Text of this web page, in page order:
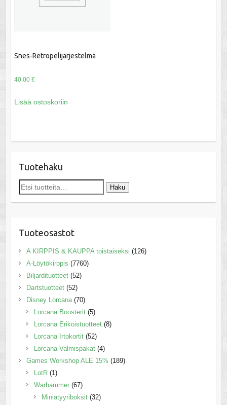
Snes-Retropelijärjestelmä
40.00 €
Lisää ostoskoriin
Tuotehaku
Etsi: Haku
Tuoteosastot
A KIRPPIS & KAUPPA toistaiseksi (126)
A-Löytökirppis (7760)
Biljardituotteet (52)
Dartstuotteet (52)
Disney Lorcana (70)
Lorcana Boosterit (5)
Lorcana Erikoistuotteet (8)
Lorcana Irtokortit (52)
Lorcana Valmispakat (4)
Games Workshop ALE 15% (189)
LotR (1)
Warhammer (67)
Miniatyyriboksit (32)